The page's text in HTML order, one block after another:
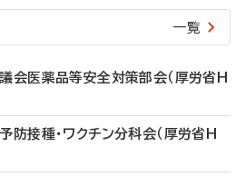
一覧
会医薬品等安全対策部会（厚労省H
接種・ワクチン分科会（厚労省H